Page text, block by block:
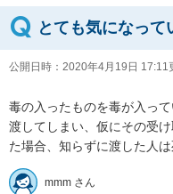
とても気になって
公開日時： 2020年4月19日 17:11
毒の入ったものを毒が入っ
渡してしまい、仮にその受
た場合、知らずに渡した人
mmm さん